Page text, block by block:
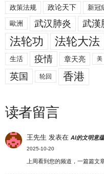
政策法规 政论天下 新冠
歐洲 武汉肺炎 武漢
法轮功 法轮大法
生活 疫情 章天亮 美
英国 轮回 香港
读者留言
王先生 发表在AI的文明意
2025-10-20
上周看到您的频道，一篇篇文